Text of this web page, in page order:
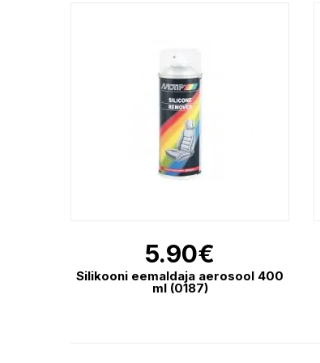
5.90€
Silikooni eemaldaja aerosool 400
ml (0187)